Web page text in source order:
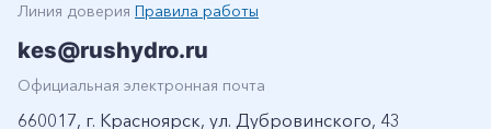
Линия доверия Правила работы
kes@rushydro.ru
Официальная электронная почта
660017, г. Красноярск, ул. Дубровинского, 43